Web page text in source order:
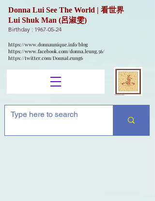
Donna Lui See The World | 看世界
Lui Shuk Man (呂淑雯)
Birthday : 1967-05-24
https://www.donnaunique.info/blog
https://www.facebook.com/donna.leung.56/
https://twitter.com/DonnaLeung6